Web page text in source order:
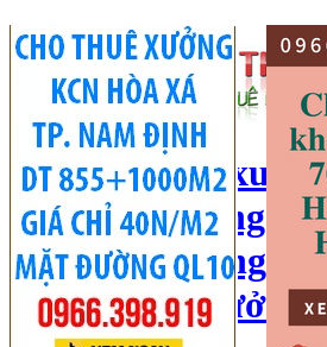
cho thuê kho
kho, kho xưởng hà
thuê nhà xưởng,
xưởng, kho xưởng